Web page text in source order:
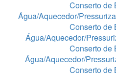
Conserto de
Água/Aquecedor/
Conserto de
Água/Aquecedor/
Conserto de
Água/Aquecedor/
Conserto de